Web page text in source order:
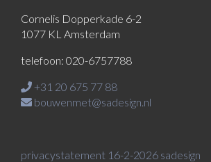
Cornelis Dopperkade 6-2
1077 KL Amsterdam
telefoon: 020-6757788
+31 20 675 77 88
bouwenmet@sadesign.nl
privacystatement 16-2-2026 sadesign